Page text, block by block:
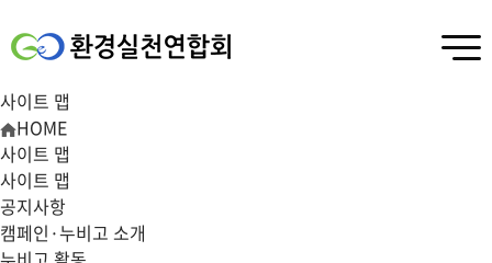
사이트 맵
HOME
사이트 맵
사이트 맵
공지사항
캠페인·누비고 소개